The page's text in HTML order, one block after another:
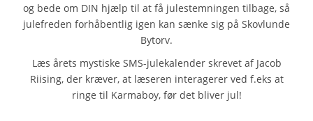
og bede om DIN hjælp til at få julestemningen tilbage, så
julefreden forhåbentlig igen kan sænke sig på Skovlunde
Bytorv.
Læs årets mystiske SMS-julekalender skrevet af Jacob
Riising, der kræver, at læseren interagerer ved f.eks at
ringe til Karmaboy, før det bliver jul!